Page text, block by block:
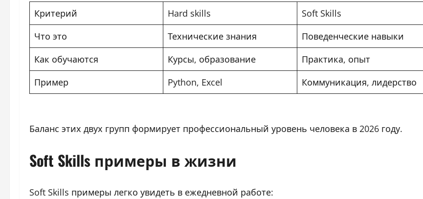
Критерий Hard skills
Soft Skills
Что это
Технические знания
Поведенческие навыки
Как обучаются
Курсы, образование
Практика, опыт
Пример
Python, Excel Коммуникация, лидерство
Баланс этих двух групп формирует профессиональный уровень человека в 2026 году.
Soft Skills примеры в жизни
Soft Skills примеры легко увидеть в ежедневной работе: